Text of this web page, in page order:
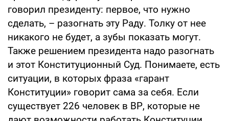
говорил президенту: первое, что нужно
сделать, – разогнать эту Раду. Толку от нее
никакого не будет, а зубы показать могут.
Также решением президента надо разогнать
и этот Конституционный Суд. Понимаете, есть
ситуации, в которых фраза «гарант
Конституции» говорит сама за себя. Если
существует 226 человек в ВР, которые не